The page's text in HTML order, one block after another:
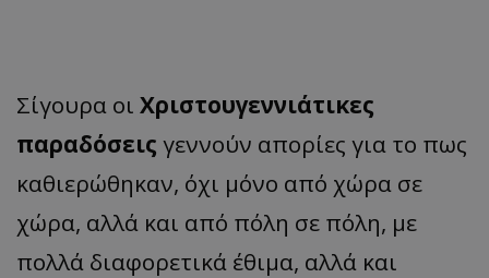
Σίγουρα οι Χριστουγεννιάτικες
παραδόσεις γεννούν απορίες για το πως
καθιερώθηκαν, όχι μόνο από χώρα σε
χώρα, αλλά και από πόλη σε πόλη, με
πολλά διαφορετικά έθιμα, αλλά και